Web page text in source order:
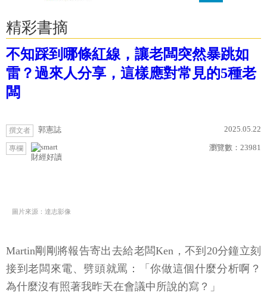
精彩書摘
不知踩到哪條紅線，讓老闆突然暴跳如
雷？過來人分享，這樣應對常見的5種老
闆
撰文者 郭憲誌 2025.05.22
專欄
財經好讀
瀏覽數： 23981
圖片來源：達志影像
Martin剛剛將報告寄出去給老闆Ken，不到20分鐘立刻
接到老闆來電、劈頭就罵：「你做這個什麼分析啊？
為什麼沒有照著我昨天在會議中所說的寫？」